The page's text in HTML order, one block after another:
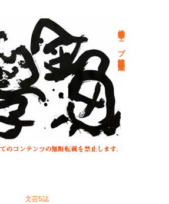
総合文学ウェブ情報誌 文学金魚
文芸5誌